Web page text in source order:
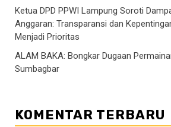
Ketua DPD PPWI Lampung Soroti
Anggaran: Transparansi dan
Menjadi Prioritas
ALAM BAKA: Bongkar Dugaan
Sumbagbar
KOMENTAR TERBARU